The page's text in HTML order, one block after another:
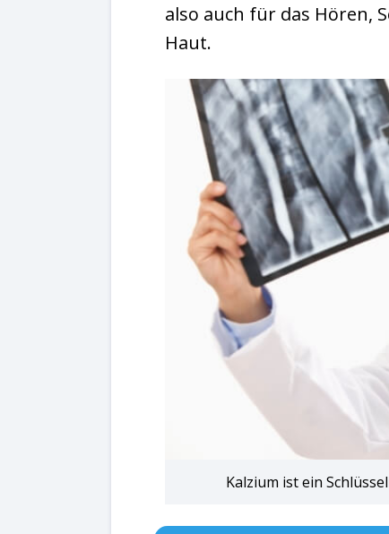
also auch für das Hören,
Haut.
Kalzium ist ein